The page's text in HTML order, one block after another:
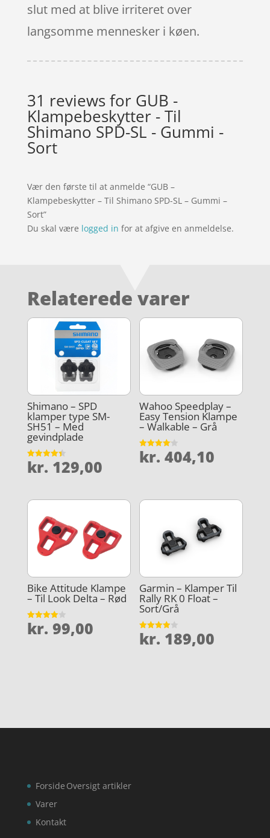
slut med at blive irriteret over
langsomme mennesker i køen.
31 reviews for GUB -
Klampebeskytter - Til
Shimano SPD-SL - Gummi -
Sort
Vær den første til at anmelde “GUB –
Klampebeskytter – Til Shimano SPD-SL – Gummi –
Sort”
Du skal være logged in for at afgive en anmeldelse.
Relaterede varer
Shimano – SPD
klamper type SM-
SH51 – Med
gevindplade
Vurderet
4.4
kr. 129,00
Wahoo Speedplay –
Easy Tension Klampe
– Walkable – Grå
Vurderet
4.1
kr. 404,10
Bike Attitude Klampe
– Til Look Delta – Rød
Vurderet
4
kr. 99,00
Garmin – Klamper Til
Rally RK 0 Float –
Sort/Grå
Vurderet
3.9
kr. 189,00
Forside
Varer
Kontakt
Oversigt artikler